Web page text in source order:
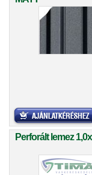
Perforált lemez